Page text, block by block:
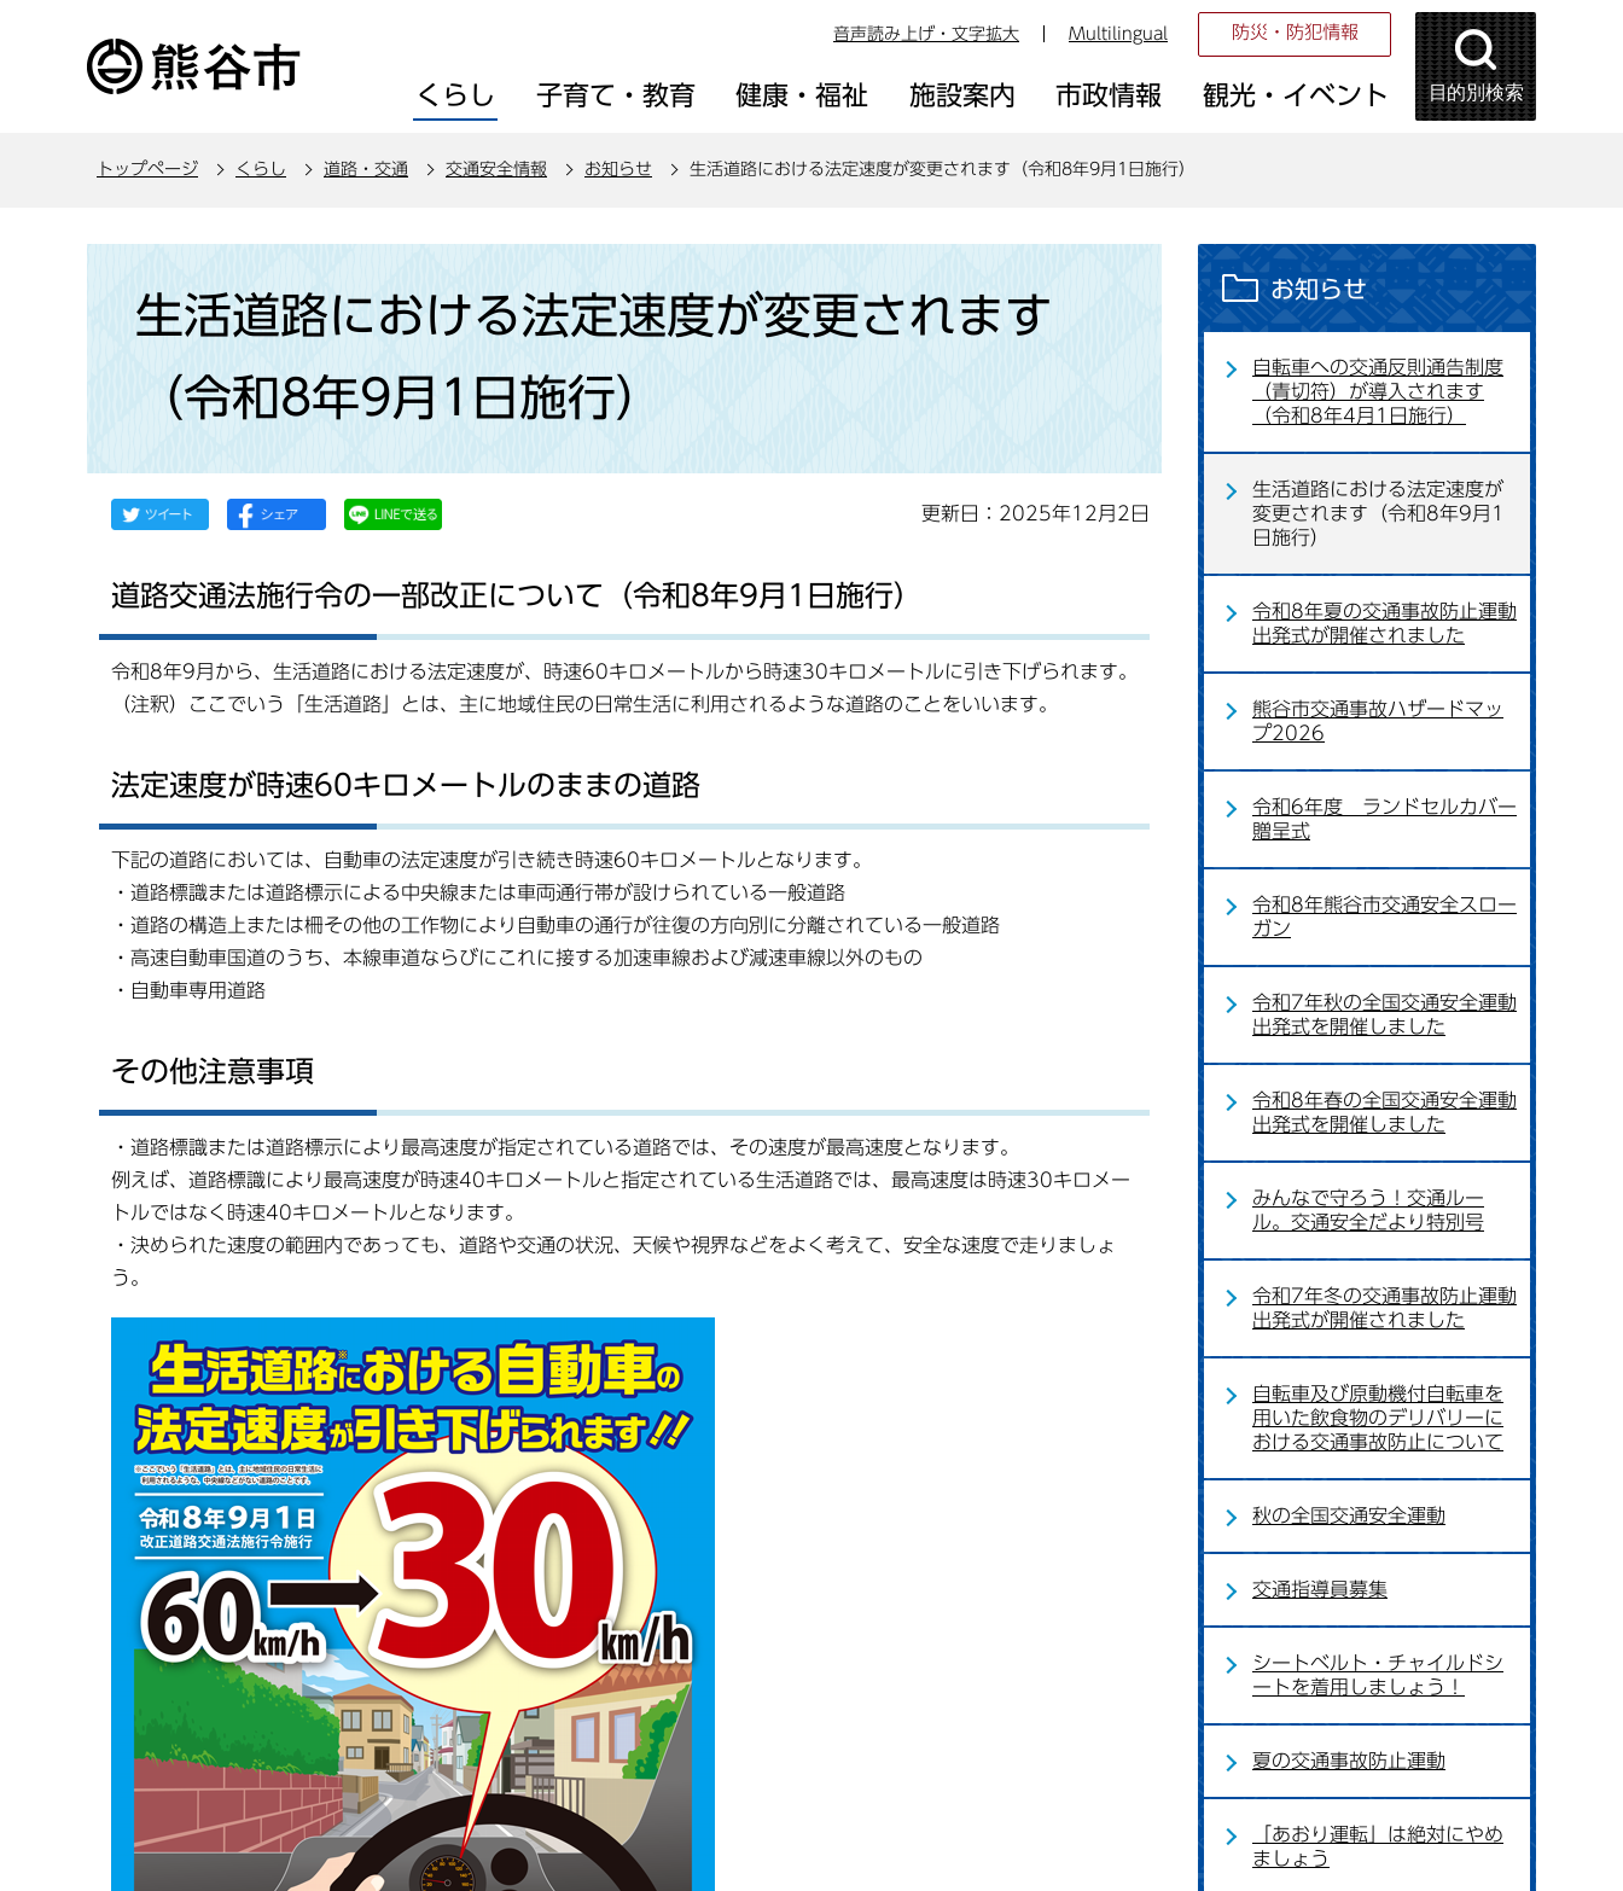
音声読み上げ・文字拡大 Multilingual 防災・防犯情報
くらし 子育て・教育 健康・福祉 施設案内 市政情報 観光・イベント 目的別検索
トップページ くらし 道路・交通 交通安全情報 お知らせ 生活道路における法定速度が変更されます（令和8年9月1日施行）
生活道路における法定速度が変更されます
（令和8年9月1日施行）
更新日：2025年12月2日
道路交通法施行令の一部改正について（令和8年9月1日施行）
令和8年9月から、生活道路における法定速度が、時速60キロメートルから時速30キロメートルに引き下げられます。
（注釈）ここでいう「生活道路」とは、主に地域住民の日常生活に利用されるような道路のことをいいます。
法定速度が時速60キロメートルのままの道路
下記の道路においては、自動車の法定速度が引き続き時速60キロメートルとなります。
・道路標識または道路標示による中央線または車両通行帯が設けられている一般道路
・道路の構造上または柵その他の工作物により自動車の通行が往復の方向別に分離されている一般道路
・高速自動車国道のうち、本線車道ならびにこれに接する加速車線および減速車線以外のもの
・自動車専用道路
その他注意事項
・道路標識または道路標示により最高速度が指定されている道路では、その速度が最高速度となります。
例えば、道路標識により最高速度が時速40キロメートルと指定されている生活道路では、最高速度は時速30キロメー
トルではなく時速40キロメートルとなります。
・決められた速度の範囲内であっても、道路や交通の状況、天候や視界などをよく考えて、安全な速度で走りましょ
う。
お知らせ
自転車への交通反則通告制度
（青切符）が導入されます
（令和8年4月1日施行）
生活道路における法定速度が
変更されます（令和8年9月1
日施行）
令和8年夏の交通事故防止運動
出発式が開催されました
熊谷市交通事故ハザードマッ
プ2026
令和6年度 ランドセルカバー
贈呈式
令和8年熊谷市交通安全スロー
ガン
令和7年秋の全国交通安全運動
出発式を開催しました
令和8年春の全国交通安全運動
出発式を開催しました
みんなで守ろう！交通ルー
ル。交通安全だより特別号
令和7年冬の交通事故防止運動
出発式が開催されました
自転車及び原動機付自転車を
用いた飲食物のデリバリーに
おける交通事故防止について
秋の全国交通安全運動
交通指導員募集
シートベルト・チャイルドシ
ートを着用しましょう！
夏の交通事故防止運動
「あおり運転」は絶対にやめ
ましょう